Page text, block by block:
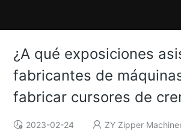
¿A qué exposiciones
fabricantes de
fabricar cursores de
2023-02-24 ZY Zipper